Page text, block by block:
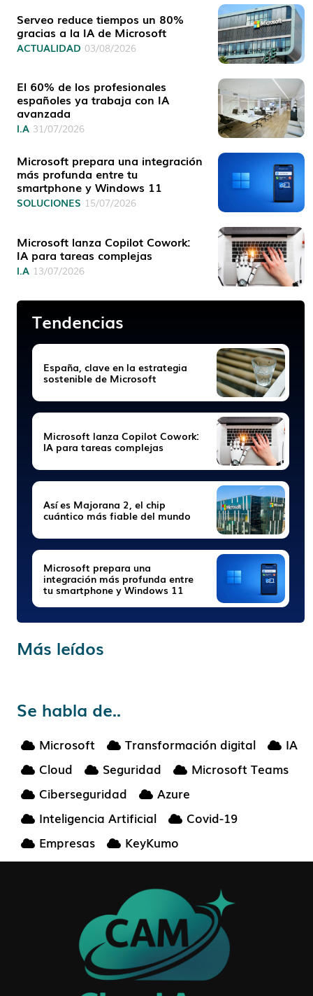
Serveo reduce tiempos un 80%
gracias a la IA de Microsoft
ACTUALIDAD 03/08/2026
El 60% de los profesionales
españoles ya trabaja con IA
avanzada
I.A 31/07/2026
Microsoft prepara una integración
más profunda entre tu
smartphone y Windows 11
SOLUCIONES 15/07/2026
Microsoft lanza Copilot Cowork:
IA para tareas complejas
I.A 13/07/2026
Tendencias
España, clave en la estrategia
sostenible de Microsoft
Microsoft lanza Copilot Cowork:
IA para tareas complejas
Así es Majorana 2, el chip
cuántico más fiable del mundo
Microsoft prepara una
integración más profunda entre
tu smartphone y Windows 11
Más leídos
Se habla de..
Microsoft Transformación digital
IA
Cloud
Seguridad
Microsoft Teams
Ciberseguridad
Azure
Inteligencia Artificial
Covid-19
Empresas
KeyKumo